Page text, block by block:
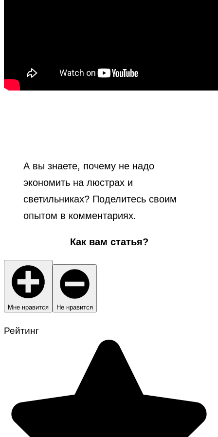
А вы знаете, почему не надо
экономить на люстрах и
светильниках? Поделитесь своим
опытом в комментариях.
Как вам статья?
Мне нравится Не нравится
Рейтинг